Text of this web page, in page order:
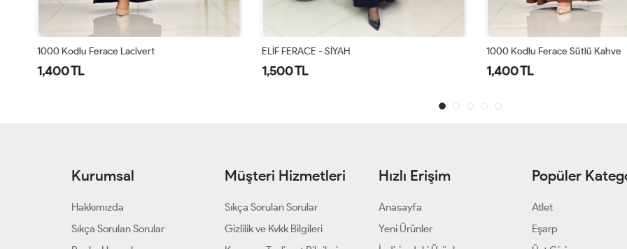
1000 Kodlu Ferace Lacivert
1,400 TL
ELİF FERACE - SİYAH
1,500 TL
1000 Kodlu Ferace Sütlü Kahve
1,400 TL
Kurumsal
Hakkımızda
Sıkça Sorulan Sorular
Müşteri Hizmetleri
Sıkça Sorulan Sorular
Gizlilik ve Kvkk Bilgileri
Hızlı Erişim
Anasayfa
Yeni Ürünler
Popüler
Atlet
Eşarp